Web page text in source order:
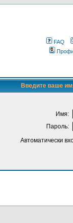
FAQ
Введите ваше
Имя:
Пароль:
Автоматически